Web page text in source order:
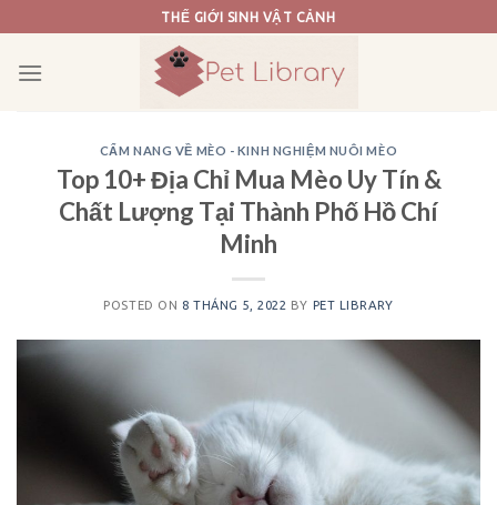
to
content
THẾ GIỚI SINH VẬT CẢNH
CẨM NANG VỀ MÈO - KINH NGHIỆM NUÔI MÈO
Top 10+ Địa Chỉ Mua Mèo Uy Tín &
Chất Lượng Tại Thành Phố Hồ Chí
Minh
POSTED ON 8 THÁNG 5, 2022 BY PET LIBRARY